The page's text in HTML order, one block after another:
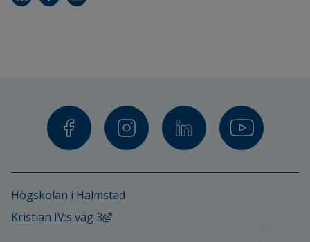
Högskolan i Halmstad
Kristian IV:s väg 3
Länk till annan webbplats, öppnas i